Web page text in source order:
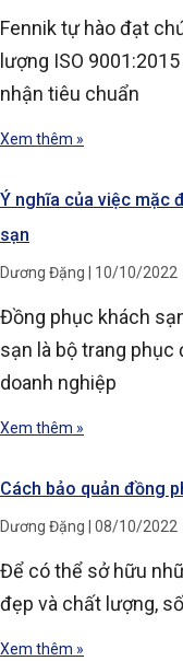
Fennik tự hào đạt
lượng ISO
nhận tiêu chuẩn
Xem thêm »
Ý nghĩa của việc mặc
sạn
Dương Đặng 10/10/2022
Đồng phục khách
sạn là bộ trang
doanh nghiệp
Xem thêm »
Cách bảo quản đồng
Dương Đặng 08/10/2022
Để có thể sở hữu
đẹp và chất lượng,
Xem thêm »